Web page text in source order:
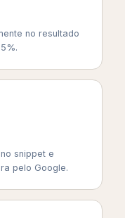
no resultado
snippet e
pelo Google.